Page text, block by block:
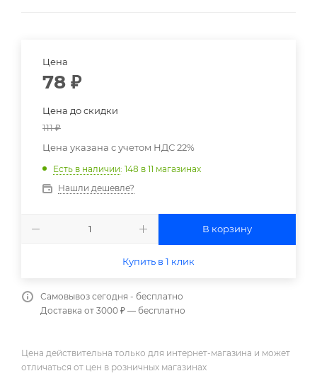
Цена
78 ₽
Цена до скидки
111₽
Цена указана с учетом НДС 22%
Есть в наличии: 148 в 11 магазинах
Нашли дешевле?
В корзину
Купить в 1 клик
Самовывоз сегодня - бесплатно
Доставка от 3000 ₽ — бесплатно
Цена действительна только для интернет-магазина и может
отличаться от цен в розничных магазинах